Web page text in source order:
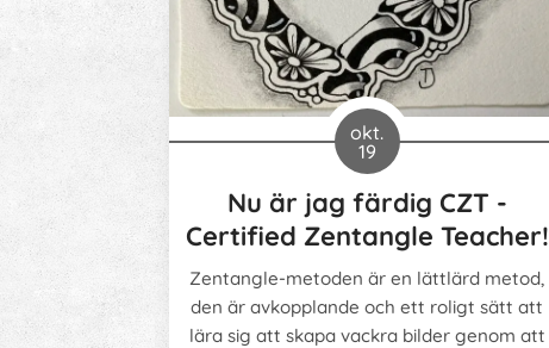
okt.
19
Nu är jag färdig CZT -
Certified Zentangle Teacher!
Zentangle-metoden är en lättlärd metod,
den är avkopplande och ett roligt sätt att
lära sig att skapa vackra bilder genom att